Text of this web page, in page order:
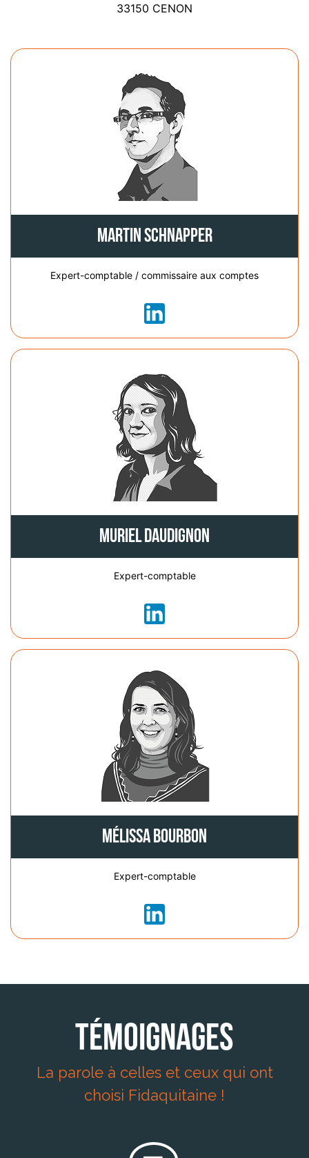
33150 CENON
Martin Schnapper
Expert-comptable / commissaire aux comptes
Muriel Daudignon
Expert-comptable
Mélissa Bourbon
Expert-comptable
Témoignages
La parole à celles et ceux qui ont
choisi Fidaquitaine !